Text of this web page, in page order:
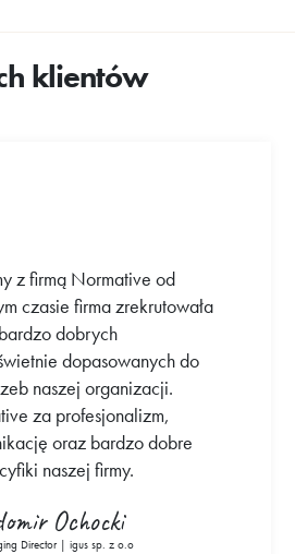
klientów
z firmą Normative od
czasie firma zrekrutowała
dobrych
dopasowanych do
naszej organizacji.
za profesjonalizm,
oraz bardzo dobre
naszej firmy.
Ochocki
Director | igus sp. z o.o